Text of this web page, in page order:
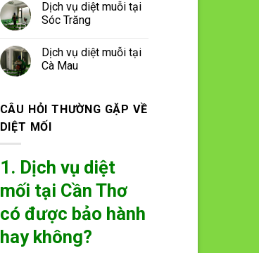
Dịch vụ diệt muỗi tại
Sóc Trăng
Dịch vụ diệt muỗi tại
Cà Mau
CÂU HỎI THƯỜNG GẶP VỀ
DIỆT MỐI
1. Dịch vụ diệt
mối tại Cần Thơ
có được bảo hành
hay không?